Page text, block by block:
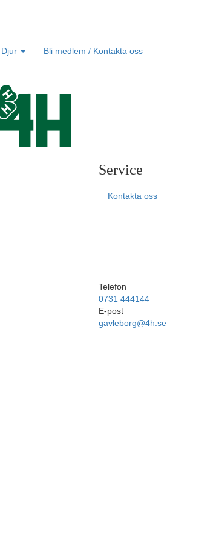
Djur Bli medlem / Kontakta oss
Service
Kontakta oss
Telefon
0731 444144
E-post
gavleborg@4h.se